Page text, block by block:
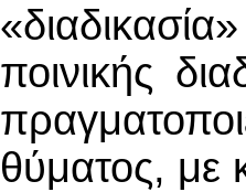
ποινικής
θύματος, με